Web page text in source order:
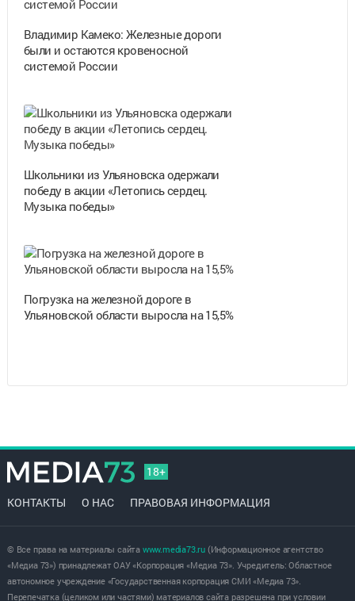
Владимир Камеко: Железные дороги
были и остаются кровеносной
системой России
Школьники из Ульяновска одержали
победу в акции «Летопись сердец.
Музыка победы»
Погрузка на железной дороге в
Ульяновской области выросла на 15,5%
18+
КОНТАКТЫ О НАС ПРАВОВАЯ ИНФОРМАЦИЯ
© Все права на материалы сайта www.media73.ru(Информационное агентство
«Медиа 73») принадлежат ОАУ «Корпорация «Медиа 73». Учредитель: Областное
автономное учреждение «Государственная корпорация СМИ «Медиа 73».
Перепечатка (целиком или частями) материалов сайта разрешена при условии